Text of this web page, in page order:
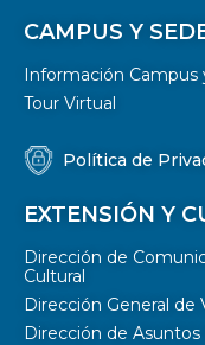
CAMPUS Y
Información Campus
Tour Virtual
Política de
EXTENSIÓN Y
Dirección de
Cultural
Dirección General de
Dirección de